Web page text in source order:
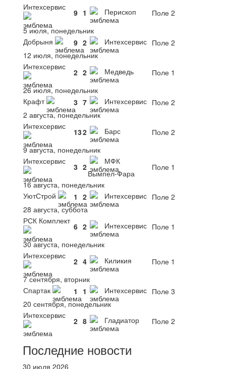
Интехсервис
9 1 Перископ
Поле 2
5 июля, понедельник
Добрыня
9 2 Интехсервис Поле 2
12 июля, понедельник
Интехсервис
2 2 Медведь
Поле 1
26 июля, понедельник
Крафт
3 7 Интехсервис Поле 2
2 августа, понедельник
Интехсервис
132 Барс
Поле 2
9 августа, понедельник
Интехсервис
3 2
МФК
Вымпел-Фара
Поле 1
16 августа, понедельник
УютСтрой
1 2 Интехсервис Поле 2
28 августа, суббота
РСК Комплект
6 2 Интехсервис Поле 1
30 августа, понедельник
Интехсервис
2 4 Киликия
Поле 1
7 сентября, вторник
Спартак
1 1 Интехсервис Поле 3
20 сентября, понедельник
Интехсервис
2 8 Гладиатор Поле 2
Последние новости
30 июля 2026